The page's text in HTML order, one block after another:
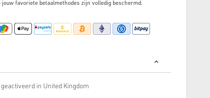
jouw favoriete betaalmethodes zijn volledig beschermd.
in United Kingdom